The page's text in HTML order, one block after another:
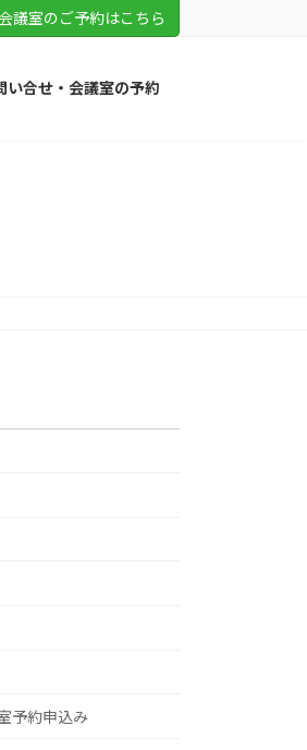
議室のご予約はこちら
い合せ・会議室の予約
予約申込み